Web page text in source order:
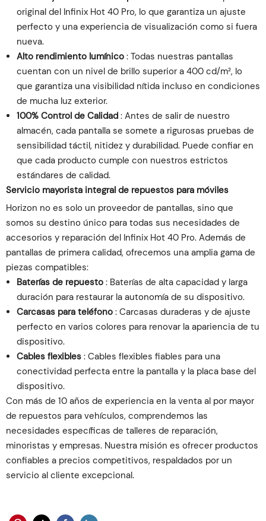
original del Infinix Hot 40 Pro, lo que garantiza un ajuste
perfecto y una experiencia de visualización como si fuera
nueva.
Alto rendimiento lumínico : Todas nuestras pantallas
cuentan con un nivel de brillo superior a 400 cd/m², lo
que garantiza una visibilidad nítida incluso en condiciones
de mucha luz exterior.
100% Control de Calidad : Antes de salir de nuestro
almacén, cada pantalla se somete a rigurosas pruebas de
sensibilidad táctil, nitidez y durabilidad. Puede confiar en
que cada producto cumple con nuestros estrictos
estándares de calidad.
Servicio mayorista integral de repuestos para móviles
Horizon no es solo un proveedor de pantallas, sino que
somos su destino único para todas sus necesidades de
accesorios y reparación del Infinix Hot 40 Pro. Además de
pantallas de primera calidad, ofrecemos una amplia gama de
piezas compatibles:
Baterías de repuesto : Baterías de alta capacidad y larga
duración para restaurar la autonomía de su dispositivo.
Carcasas para teléfono : Carcasas duraderas y de ajuste
perfecto en varios colores para renovar la apariencia de tu
dispositivo.
Cables flexibles : Cables flexibles fiables para una
conectividad perfecta entre la pantalla y la placa base del
dispositivo.
Con más de 10 años de experiencia en la venta al por mayor
de repuestos para vehículos, comprendemos las
necesidades específicas de talleres de reparación,
minoristas y empresas. Nuestra misión es ofrecer productos
confiables a precios competitivos, respaldados por un
servicio al cliente excepcional.